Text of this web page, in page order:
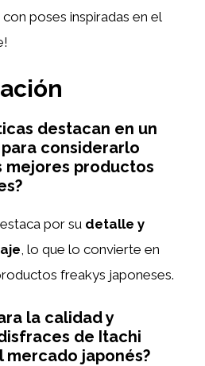
poses inspiradas en el
destacan en un
considerarlo
mejores productos
por su detalle y
, lo que lo convierte en
freakys japoneses.
la calidad y
de Itachi
mercado japonés?